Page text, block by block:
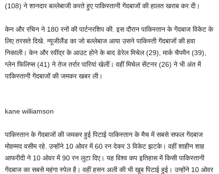
(108) ने शानदार बल्लेबाजी करते हुए पाकिस्तानी गेंदबाजों की हालत खराब कर दी।
केन और रच‍िन ने 180 रनों की पार्टनरश‍िप की. इस दौरान पाकिस्तान के गेंदबाज विकेट के
लिए तरसते द‍िखे. न्यूजीलैंड का जो बल्लेबाज आया उसने पाकिस्ती गेंदबाजों की हवा
निकाली। केन और रवींद्र के आउट होने के बाद डेरेल म‍िचेल (29), मार्क चैपमैन (39),
ग्लेन फ‍िल‍िप्स (41) ने तेज तर्रार पार‍ियां खेलीं। वहीं म‍िचेल सेंटनर (26) ने भी अंत में
पाक‍िस्तानी गेंदबाजों की जमकर खबर ली।
kane williamson
पाकिस्तान के गेंदबाजों की जमकर हुई पिटाई पाकिस्तान के मैच में सबसे सफल गेंदबाज
मोहम्मद वसीम रहे. उन्होंने 10 ओवर में 60 रन देकर 3 व‍िकेट झटके। वहीं शाहीन शाह
आफरीदी ने 10 ओवर में 90 रन लुटा द‍िए। यह विश्व कप इतिहास में किसी पाकिस्तानी
गेंदबाज का सबसे महंगा स्पेल है। वहीं हसन अली की भी खूब प‍िटाई हुई। उन्होंने 10 ओवर